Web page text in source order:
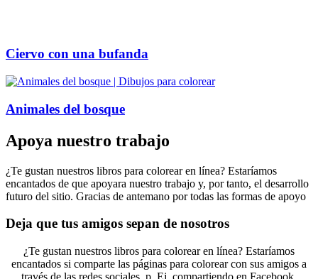
Ciervo con una bufanda
Animales del bosque
Apoya nuestro trabajo
¿Te gustan nuestros libros para colorear en línea? Estaríamos
encantados de que apoyara nuestro trabajo y, por tanto, el desarrollo
futuro del sitio. Gracias de antemano por todas las formas de apoyo
Deja que tus amigos sepan de nosotros
¿Te gustan nuestros libros para colorear en línea? Estaríamos
encantados si comparte las páginas para colorear con sus amigos a
través de las redes sociales, p. Ej. compartiendo en Facebook.